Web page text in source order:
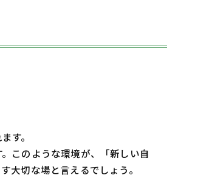
す。
このような環境が、「新しい自
大切な場と言えるでしょう。